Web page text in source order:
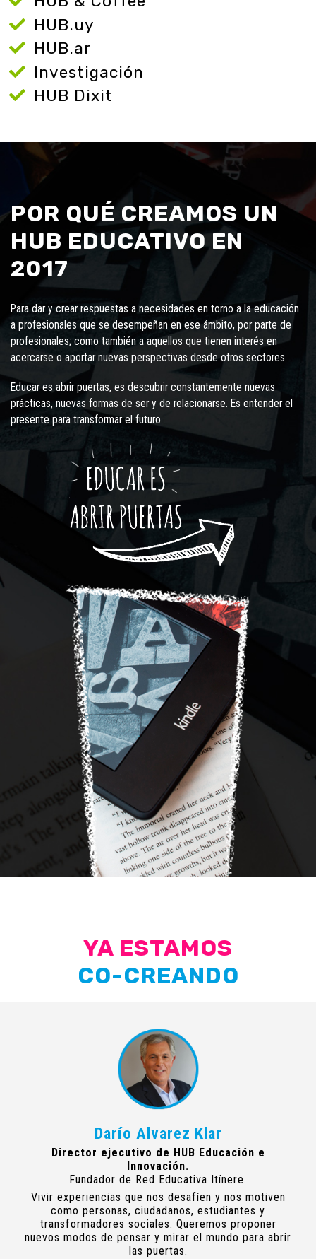
HUB.uy
HUB.ar
Investigación
HUB Dixit
POR QUÉ CREAMOS UN
HUB EDUCATIVO EN
2017
Para dar y crear respuestas a necesidades en torno a la educación
a profesionales que se desempeñan en ese ámbito, por parte de
profesionales; como también a aquellos que tienen interés en
acercarse o aportar nuevas perspectivas desde otros sectores.
Educar es abrir puertas, es descubrir constantemente nuevas
prácticas, nuevas formas de ser y de relacionarse. Es entender el
presente para transformar el futuro.
YA ESTAMOS
CO-CREANDO
Darío Alvarez Klar
Director ejecutivo de HUB Educación e
Innovación.
Fundador de Red Educativa Itínere.
Vivir experiencias que nos desafíen y nos motiven
como personas, ciudadanos, estudiantes y
transformadores sociales. Queremos proponer
nuevos modos de pensar y mirar el mundo para abrir
las puertas.